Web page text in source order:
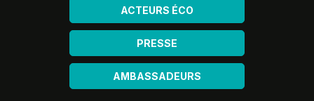
ACTEURS ÉCO
PRESSE
AMBASSADEURS